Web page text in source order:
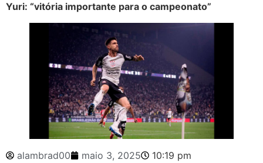
Yuri: “vitória importante para o campeonato”
alambrad00 maio 3, 2025
10:19 pm